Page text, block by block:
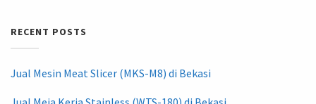
RECENT POSTS
Jual Mesin Meat Slicer (MKS-M8) di Bekasi